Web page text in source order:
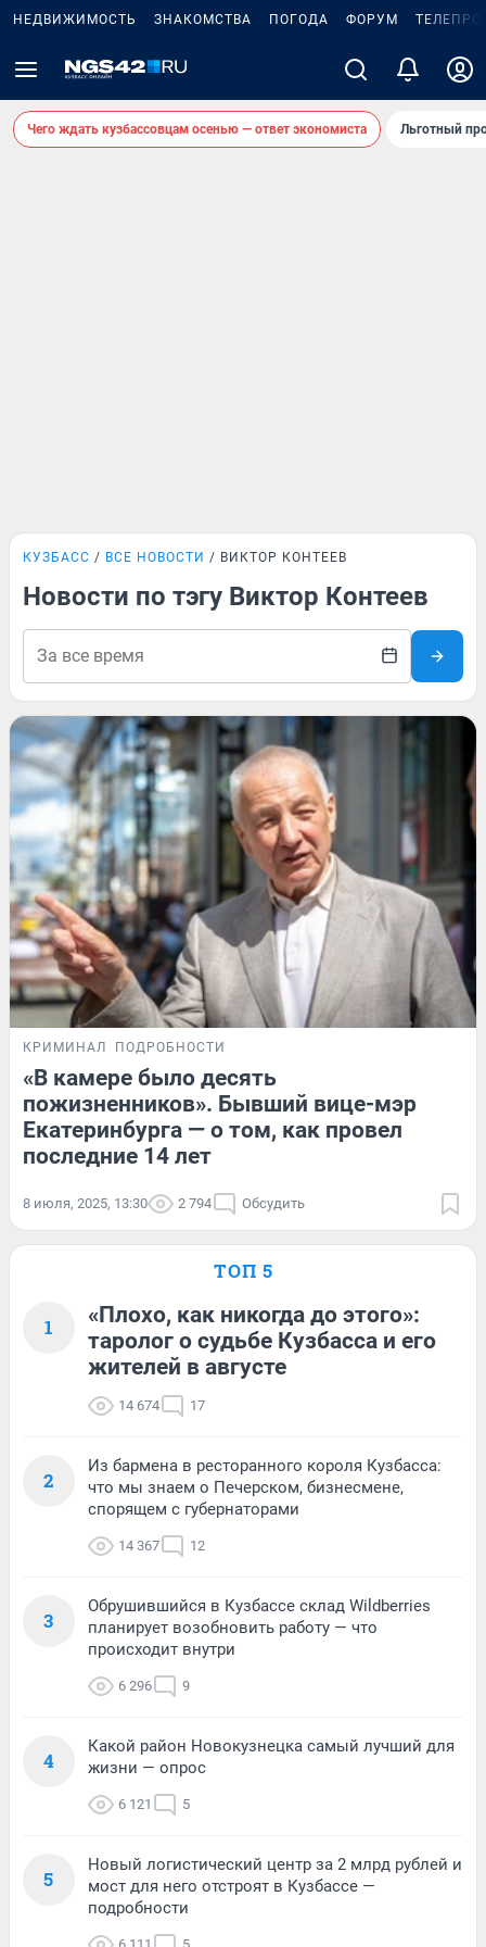
НЕДВИЖИМОСТЬ ЗНАКОМСТВА ПОГОДА ФОРУМ
Чего ждать кузбассовцам осенью — ответ экономиста Льготный
КУЗБАСС ВСЕ НОВОСТИ ВИКТОР КОНТЕЕВ
Новости по тэгу Виктор Контеев
КРИМИНАЛ ПОДРОБНОСТИ
«В камере было десять
пожизненников». Бывший вице-мэр
Екатеринбурга — о том, как провел
последние 14 лет
8 июля, 2025, 13:30 2 794 Обсудить
ТОП 5
1
«Плохо, как никогда до этого»:
таролог о судьбе Кузбасса и его
жителей в августе
14 674 17
2
Из бармена в ресторанного короля Кузбасса:
что мы знаем о Печерском, бизнесмене,
спорящем с губернаторами
14 367 12
3
Обрушившийся в Кузбассе склад Wildberries
планирует возобновить работу — что
происходит внутри
6 296 9
4
Какой район Новокузнецка самый лучший для
жизни — опрос
6 121 5
5
Новый логистический центр за 2 млрд рублей и
мост для него отстроят в Кузбассе —
подробности